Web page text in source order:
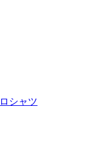
シャツ